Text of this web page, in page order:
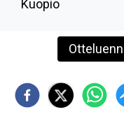
Kuopio